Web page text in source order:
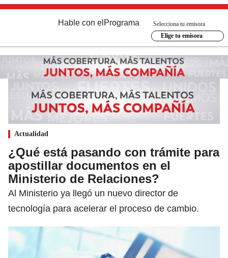
Hable con el Programa
Selecciona tu emisora
Elige tu emisora
Actualidad
¿Qué está pasando con trámite para
apostillar documentos en el
Ministerio de Relaciones?
Al Ministerio ya llegó un nuevo director de
tecnología para acelerar el proceso de cambio.